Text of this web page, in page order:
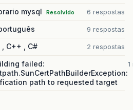
mysql Resolvido 6 respostas
9 respostas
C++ , C# 2 respostas
failed:
path to requested target